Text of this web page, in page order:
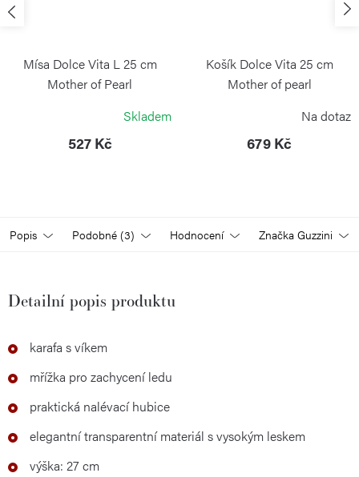
Mísa Dolce Vita L 25 cm
Mother of Pearl
Skladem
527 Kč
Košík Dolce Vita 25 cm
Mother of pearl
Na dotaz
679 Kč
Popis Podobné (3) Hodnocení Značka Guzzini
Detailní popis produktu
karafa s víkem
mřížka pro zachycení ledu
praktická nalévací hubice
elegantní transparentní materiál s vysokým leskem
výška: 27 cm